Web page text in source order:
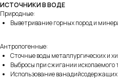
ИСТОЧНИКИ В ВОДЕ
Природные:
Выветривание горных пород и
Антропогенные:
Сточные воды металлургических и
Выбросы при сжигании ископаемого
Использование